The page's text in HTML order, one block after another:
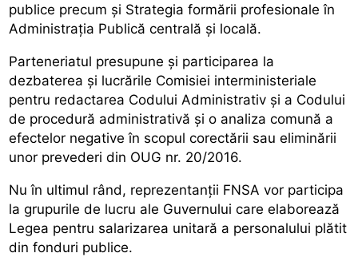
publice precum și Strategia formării profesionale în
Administrația Publică centrală și locală.
Parteneriatul presupune și participarea la
dezbaterea și lucrările Comisiei interministeriale
pentru redactarea Codului Administrativ și a Codului
de procedură administrativă și o analiza comună a
efectelor negative în scopul corectării sau eliminării
unor prevederi din OUG nr. 20/2016.
Nu în ultimul rând, reprezentanții FNSA vor participa
la grupurile de lucru ale Guvernului care elaborează
Legea pentru salarizarea unitară a personalului plătit
din fonduri publice.